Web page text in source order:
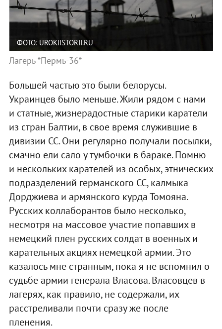
ФОТО: UROKIISTORII.RU
Лагерь *Пермь-36*
Большей частью это были белорусы.
Украинцев было меньше. Жили рядом с нами
и статные, жизнерадостные старики каратели
из стран Балтии, в свое время служившие в
дивизии СС. Они регулярно получали посылки,
смачно ели сало у тумбочки в бараке. Помню
и нескольких карателей из особых, этнических
подразделений германского СС, калмыка
Дорджиева и армянского курда Томояна.
Русских коллаборантов было несколько,
несмотря на массовое участие попавших в
немецкий плен русских солдат в военных и
карательных акциях немецкой армии. Это
казалось мне странным, пока я не вспомнил о
судьбе армии генерала Власова. Власовцев в
лагерях, как правило, не содержали, их
расстреливали почти сразу же после
пленения.